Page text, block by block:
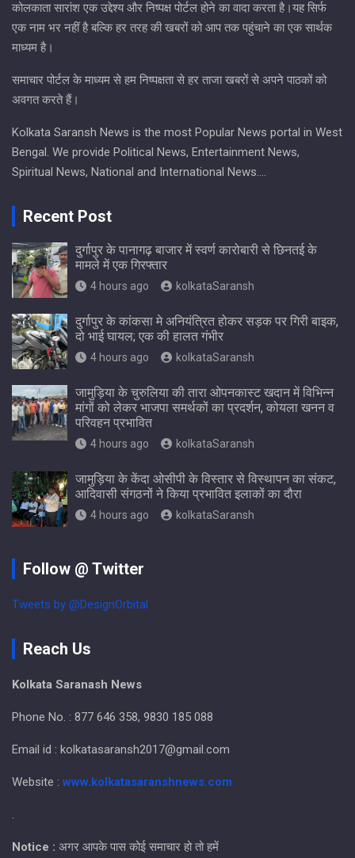
कोलकाता सारांश एक उद्देश्य और निष्पक्ष पोर्टल होने का वादा करता है।यह सिर्फ
एक नाम भर नहीं है बल्कि हर तरह की खबरों को आप तक पहुंचाने का एक सार्थक
माध्यम है।
समाचार पोर्टल के माध्यम से हम निष्पक्षता से हर ताजा खबरों से अपने पाठकों को
अवगत करते हैं।
Kolkata Saransh News is the most Popular News portal in West
Bengal. We provide Political News, Entertainment News,
Spiritual News, National and International News….
Recent Post
दुर्गापुर के पानागढ़ बाजार में स्वर्ण कारोबारी से छिनतई के
मामले में एक गिरफ्तार
4 hours ago kolkataSaransh
दुर्गापुर के कांकसा मे अनियंत्रित होकर सड़क पर गिरी बाइक,
दो भाई घायल; एक की हालत गंभीर
4 hours ago kolkataSaransh
जामुड़िया के चुरुलिया की तारा ओपनकास्ट खदान में विभिन्न
मांगों को लेकर भाजपा समर्थकों का प्रदर्शन, कोयला खनन व
परिवहन प्रभावित
4 hours ago kolkataSaransh
जामुड़िया के केंदा ओसीपी के विस्तार से विस्थापन का संकट,
आदिवासी संगठनों ने किया प्रभावित इलाकों का दौरा
4 hours ago kolkataSaransh
Follow @ Twitter
Tweets by @DesignOrbital
Reach Us
Kolkata Saranash News
Phone No. : 877 646 358, 9830 185 088
Email id : kolkatasaransh2017@gmail.com
Website : www.kolkatasaranshnews.com
.
Notice : अगर आपके पास कोई समाचार हो तो हमें